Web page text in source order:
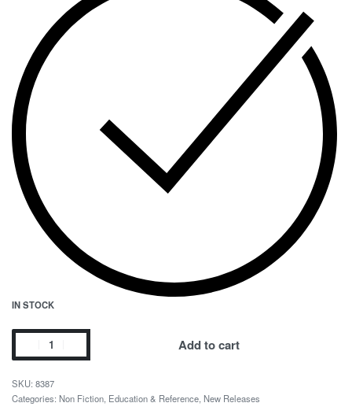
IN STOCK
Add to cart
8387
Categories: Non Fiction Education & Reference New Releases